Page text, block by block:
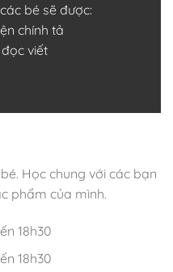
bé sẽ được:
chính tả
viết
Học chung với các bạn
phẩm của mình.
18h30
18h30